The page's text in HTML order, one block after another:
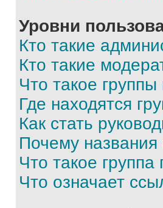
Уровни
Кто такие
Кто такие
Что такое
Где находятся
Как стать
Почему
Что такое
Что означает